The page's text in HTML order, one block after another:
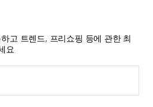
고 트렌드, 프리쇼핑 등에 관한 최
요